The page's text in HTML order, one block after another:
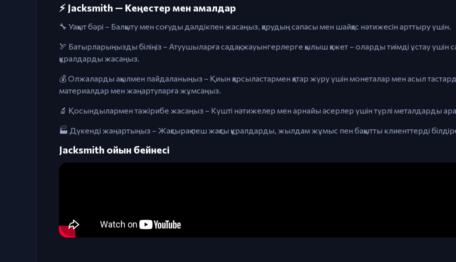
⚡ Jacksmith — Кеңестер мен амалдар
🔧 Уақыт бәрі – Балқыту мен соғуды дәлдікпен жасаңыз, қарудың сапасы мен шайқас нәтижесін арттыру үшін.
🏹 Батырларыңызды біліңіз – Атуушыларға садақ, жауынгерлерге қылыш қажет – оларды тиімді ұстау үшін
құралдарды жасаңыз.
💰 Олжаларды ақылмен пайдаланыңыз – Қиын қарсыластармен қатар жүру үшін монеталар мен асыл
материалдар мен жаңартуларға жұмсаңыз.
🔬 Қосындылармен тәжірибе жасаңыз – Күшті нәтижелер мен арнайы әсерлер үшін түрлі металдарды
🏭 Дүкенді жаңартыңыз – Жақсырақ пеш жақсы құралдарды, жылдам жұмыс пен бақытты клиенттерді
Jacksmith ойын бейнесі